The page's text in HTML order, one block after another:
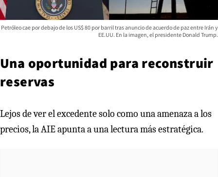
Petróleo cae por debajo de los US$ 80 por barril tras anuncio de acuerdo de paz entre Irán y
EE.UU. En la imagen, el presidente Donald Trump.
Una oportunidad para reconstruir
reservas
Lejos de ver el excedente solo como una amenaza a los
precios, la AIE apunta a una lectura más estratégica.